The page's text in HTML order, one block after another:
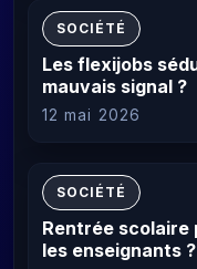
SOCIÉTÉ
Les flexijobs
mauvais signal ?
12 mai 2026
SOCIÉTÉ
Rentrée
les enseignants ?